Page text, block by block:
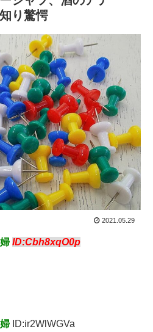
り驚愕
2021.05.29
ID:Cbh8xqO0p
ID:ir2WlWGVa